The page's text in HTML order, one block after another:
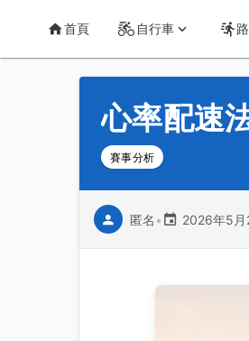
CT Yeh 公路車基地
首頁 自行車
運動知識 詳情
心率配速
賽事分析
匿名 • 2026年5月